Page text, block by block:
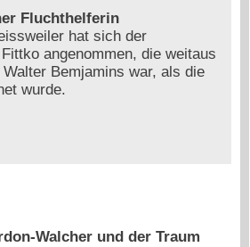
Fluchthelferin
hat sich der
angenommen, die weitaus
Bemjamins war, als die
wurde.
Walcher und der Traum